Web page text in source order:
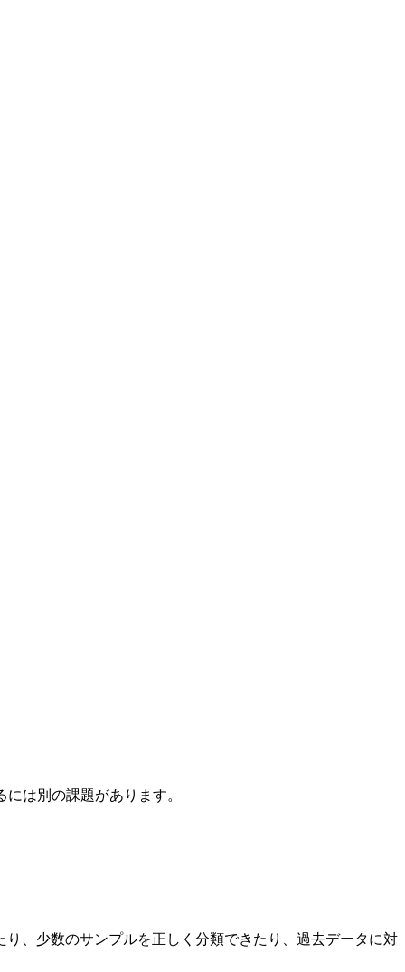
は別の課題があります。
、少数のサンプルを正しく分類できたり、過去データに対